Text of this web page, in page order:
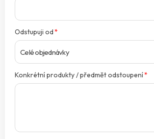
Odstupuji od*
Konkrétní produkty / předmět odstoupení*